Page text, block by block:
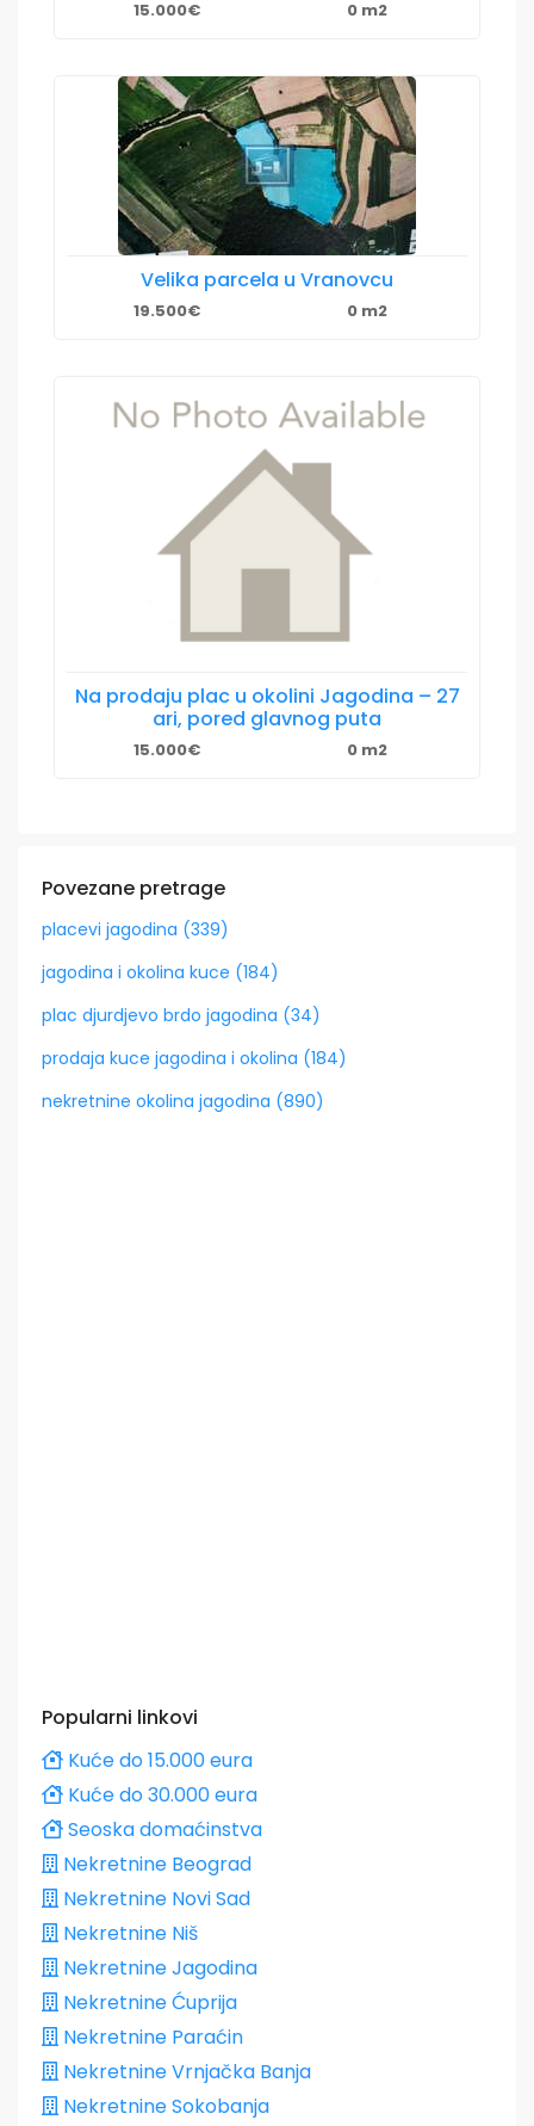
15.000€ 0 m2
Velika parcela u Vranovcu
19.500€ 0 m2
Na prodaju plac u okolini Jagodina – 27
ari, pored glavnog puta
15.000€ 0 m2
Povezane pretrage
placevi jagodina (339)
jagodina i okolina kuce (184)
plac djurdjevo brdo jagodina (34)
prodaja kuce jagodina i okolina (184)
nekretnine okolina jagodina (890)
Popularni linkovi
Kuće do 15.000 eura
Kuće do 30.000 eura
Seoska domaćinstva
Nekretnine Beograd
Nekretnine Novi Sad
Nekretnine Niš
Nekretnine Jagodina
Nekretnine Ćuprija
Nekretnine Paraćin
Nekretnine Vrnjačka Banja
Nekretnine Sokobanja